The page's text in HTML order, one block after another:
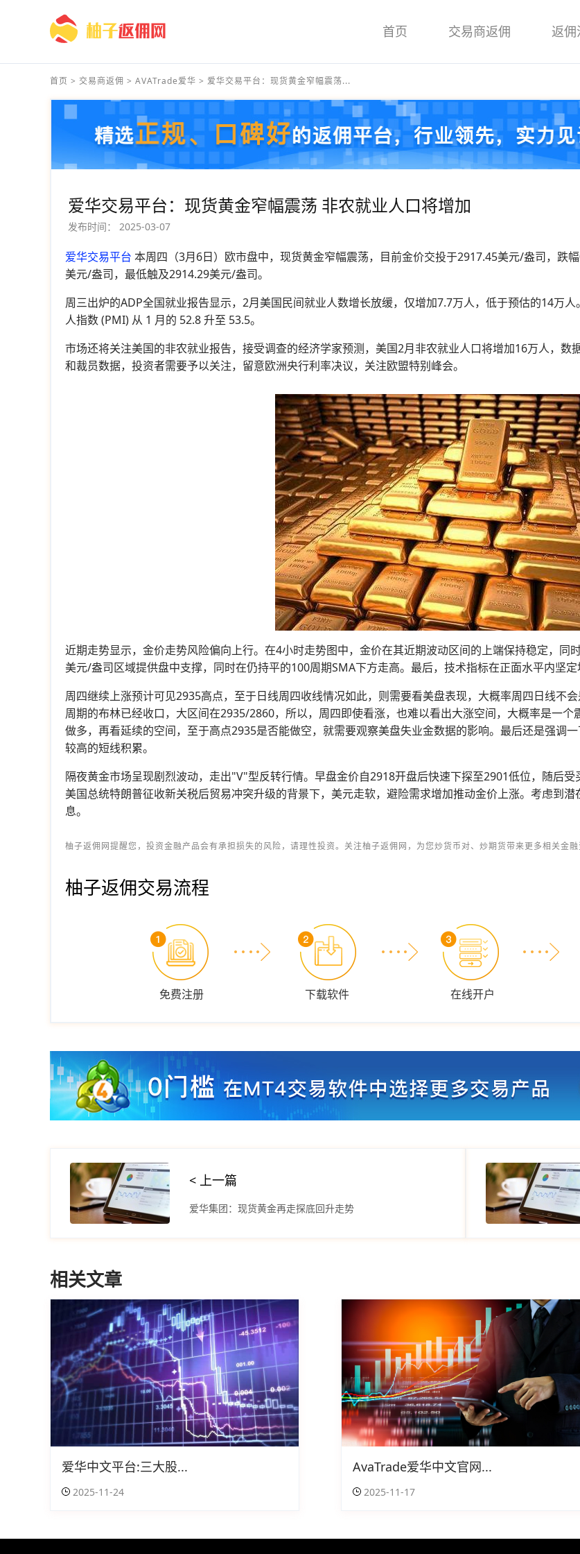
首页 交易商返佣 返佣
首页 > 交易商返佣 > AVATrade爱华 > 爱华交易平台：现货黄金窄幅震荡...
爱华交易平台：现货黄金窄幅震荡 非农就业人口将增加
发布时间： 2025-03-07
爱华交易平台 本周四（3月6日）欧市盘中，现货黄金窄幅震荡，目前金价交投于2917.45美元/盎司，跌
美元/盎司，最低触及2914.29美元/盎司。
周三出炉的ADP全国就业报告显示，2月美国民间就业人数增长放缓，仅增加7.7万人，低于预估的14万
人指数 (PMI) 从 1 月的 52.8 升至 53.5。
市场还将关注美国的非农就业报告，接受调查的经济学家预测，美国2月非农就业人口将增加16万人，
和裁员数据，投资者需要予以关注，留意欧洲央行利率决议，关注欧盟特别峰会。
近期走势显示，金价走势风险偏向上行。在4小时走势图中，金价在其近期波动区间的上端保持稳定，同
美元/盎司区域提供盘中支撑，同时在仍持平的100周期SMA下方走高。最后，技术指标在正面水平内坚定
周四继续上涨预计可见2935高点，至于日线周四收线情况如此，则需要看美盘表现，大概率周四日线不
周期的布林已经收口，大区间在2935/2860，所以，周四即使看涨，也难以看出大涨空间，大概率是一
做多，再看延续的空间，至于高点2935是否能做空，就需要观察美盘失业金数据的影响。最后还是强调
较高的短线积累。
隔夜黄金市场呈现剧烈波动，走出"V"型反转行情。早盘金价自2918开盘后快速下探至2901低位，随后
美国总统特朗普征收新关税后贸易冲突升级的背景下，美元走软，避险需求增加推动金价上涨。考虑到
息。
柚子返佣网提醒您，投资金融产品会有承担损失的风险，请理性投资。关注柚子返佣网，为您炒货币对、炒期货带来更多相关金
柚子返佣交易流程
免费注册 下载软件 在线开户
< 上一篇
爱华集团：现货黄金再走探底回升走势
相关文章
爱华中文平台:三大股...
2025-11-24
AvaTrade爱华中文官网...
2025-11-17